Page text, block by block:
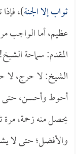
ثواب إلا الجنة)،
عظيم، أما الواجب
المقدم: سماحة
الشيخ: لا حرج، لا
أحوط وأحسن، حتى
يحصل منه زحمة،
والأفضل؛ حتى لا